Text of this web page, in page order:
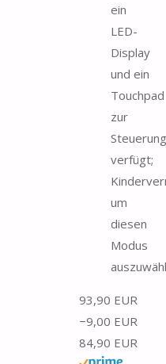
ein
LED-
Display
und ein
Touchpad
zur
Steuerung
verfügt;
um
diesen
Modus
93,90 EUR
−9,00 EUR
84,90 EUR